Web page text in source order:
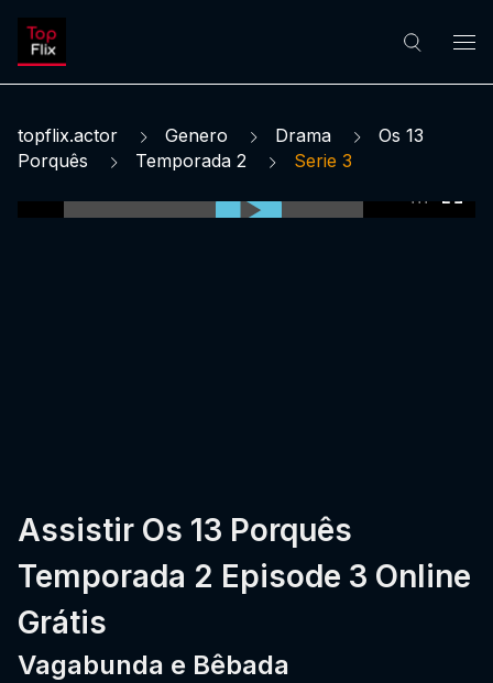
topflix.actor Genero Drama
Os 13
Porquês
Temporada 2 Serie 3
Assistir Os 13 Porquês
Temporada 2 Episode 3 Online
Grátis
Vagabunda e Bêbada